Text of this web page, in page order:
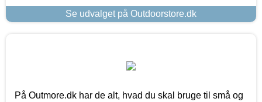
Se udvalget på Outdoorstore.dk
På Outmore.dk har de alt, hvad du skal bruge til små og